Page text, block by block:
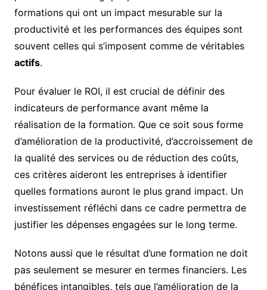
formations qui ont un impact mesurable sur la
productivité et les performances des équipes sont
souvent celles qui s’imposent comme de véritables
actifs.
Pour évaluer le ROI, il est crucial de définir des
indicateurs de performance avant même la
réalisation de la formation. Que ce soit sous forme
d’amélioration de la productivité, d’accroissement de
la qualité des services ou de réduction des coûts,
ces critères aideront les entreprises à identifier
quelles formations auront le plus grand impact. Un
investissement réfléchi dans ce cadre permettra de
justifier les dépenses engagées sur le long terme.
Notons aussi que le résultat d’une formation ne doit
pas seulement se mesurer en termes financiers. Les
bénéfices intangibles, tels que l’amélioration de la